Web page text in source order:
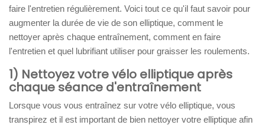
faire l'entretien régulièrement. Voici tout ce qu'il faut savoir pour
augmenter la durée de vie de son elliptique, comment le
nettoyer après chaque entraînement, comment en faire
l'entretien et quel lubrifiant utiliser pour graisser les roulements.
1) Nettoyez votre vélo elliptique après
chaque séance d'entraînement
Lorsque vous vous entraînez sur votre vélo elliptique, vous
transpirez et il est important de bien nettoyer votre elliptique afin